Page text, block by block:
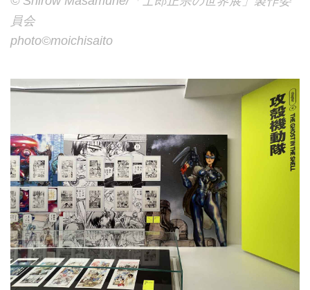
員会
photo©︎moichisaito